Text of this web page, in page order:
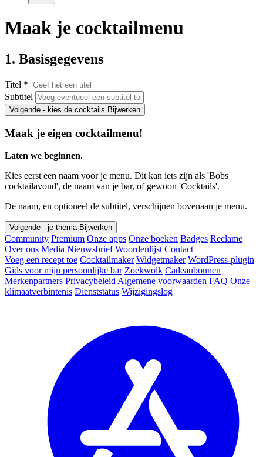
Maak je cocktailmenu
1. Basisgegevens
Titel *
Subtitel
Volgende - kies de cocktails Bijwerken
Maak je eigen cocktailmenu!
Laten we beginnen.
Kies eerst een naam voor je menu. Dit kan iets zijn als 'Bobs
cocktailavond', de naam van je bar, of gewoon 'Cocktails'.
De naam, en optioneel de subtitel, verschijnen bovenaan je menu.
Volgende - je thema Bijwerken
Community Premium Onze apps Onze boeken Badges Reclame
Over ons Media Nieuwsbrief Woordenlijst Contact
Voeg een recept toe Cocktailmaker Widgetmaker WordPress-plugin
Gids voor mijn persoonlijke bar Zoekwolk Cadeaubonnen
Merkenpartners Privacybeleid Algemene voorwaarden FAQ Onze
klimaatverbintenis Dienststatus Wijzigingslog